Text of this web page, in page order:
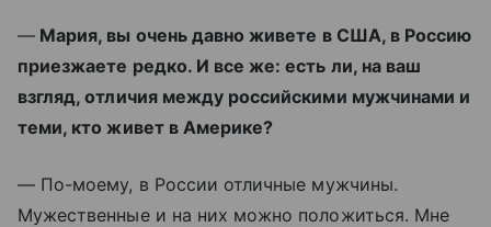
— Мария, вы очень давно живете в США, в Россию
приезжаете редко. И все же: есть ли, на ваш
взгляд, отличия между российскими мужчинами и
теми, кто живет в Америке?
— По-моему, в России отличные мужчины.
Мужественные и на них можно положиться. Мне